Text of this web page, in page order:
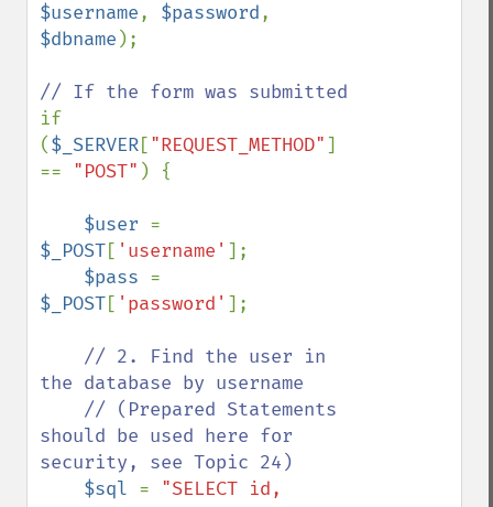
$username, $password
$dbname );
if
($_SERVER["REQUEST_METHOD"]
== "POST" ) {
$user
$_POST[ 'username' ];
$pass
$_POST[ 'password' ];
// 2. Find the user in
the database by username
should be used here for
security, see Topic 24)
$sql = "SELECT id,